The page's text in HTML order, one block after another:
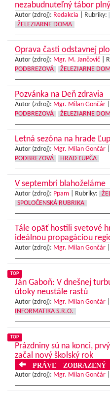
nezabudnuteľný tábor
Autor (zdroj): Redakcia Rubriky:
ŽELEZIARNE DOMA
Oprava časti odstavnej
Autor (zdroj): Mgr. M. Jančovič
PODBREZOVÁ
ŽELEZIARNE
Pozvánka na Deň zdravia
Autor (zdroj): Mgr. Milan Gončár
PODBREZOVÁ
ŽELEZIARNE
Letná sezóna na hrade
Autor (zdroj): Mgr. Milan Gončár
PODBREZOVÁ
HRAD ĽUPČA
V septembri blahoželáme
Autor (zdroj): Ppam Rubriky:
SPOLOČENSKÁ RUBRIKA
Tále opäť hostili svetové
ideálnou propagáciou
Autor (zdroj): Mgr. Milan Gončár
TOP
Ján Gaboň: V dnešnej
útoky neustále rastú
Autor (zdroj): Mgr. Milan Gončár
INFORMATIKA S.R.O.
TOP
Prázdniny sú na konci,
začal nový školský rok
PRÁVE ZOBRAZENÝ
Autor (zdroj): Mgr. Milan Gončár